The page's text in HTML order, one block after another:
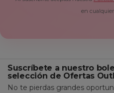
en
Suscríbete a nuestro
selección de Ofertas
No te pierdas grandes